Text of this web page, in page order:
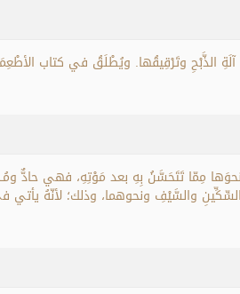
وتَرْقِيقُها. ويُطْلَقُ في كتاب
مِمّا تَتَحَسَّنُ بِهِ بعد مَوْتِهِ، فهي حادٌّ
والسَّيْفِ ونحوهما، وذلك؛ لأنّهُ يأتي